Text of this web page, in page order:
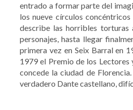
entrado a formar parte del
los nueve círculos
describe las horribles torturas
personajes, hasta llegar
primera vez en Seix Barral en
1979 el Premio de los
concede la ciudad de
verdadero Dante castellano,